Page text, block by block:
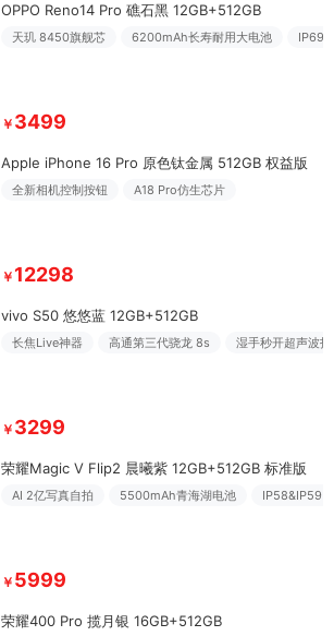
OPPO Reno14 Pro 礁石黑 12GB+512GB
天玑 8450旗舰芯 6200mAh长寿耐用大电池 IP69
￥ 3499
Apple iPhone 16 Pro 原色钛金属 512GB 权益版
全新相机控制按钮 A18 Pro仿生芯片
￥ 12298
vivo S50 悠悠蓝 12GB+512GB
长焦Live神器 高通第三代骁龙 8s 湿手秒开超声波
￥ 3299
荣耀Magic V Flip2 晨曦紫 12GB+512GB 标准版
AI 2亿写真自拍 5500mAh青海湖电池 IP58&IP59
￥ 5999
荣耀400 Pro 揽月银 16GB+512GB